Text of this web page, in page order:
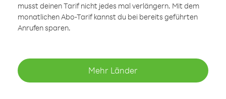
musst deinen Tarif nicht jedes mal verlängern. Mit dem
monatlichen Abo-Tarif kannst du bei bereits geführten
Anrufen sparen.
Mehr Länder